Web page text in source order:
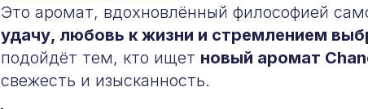
Это аромат, вдохновлённый философией
удачу, любовь к жизни и стремлением
подойдёт тем, кто ищет новый аромат
свежесть и изысканность.